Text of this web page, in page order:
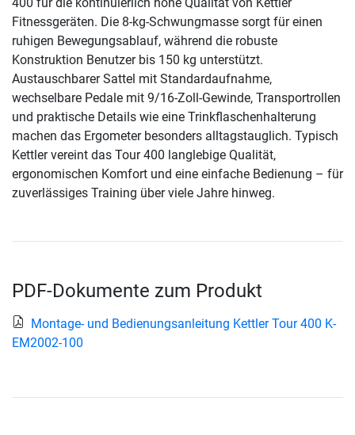
400 für die kontinuierlich hohe Qualität von Kettler
Fitnessgeräten. Die 8-kg-Schwungmasse sorgt für einen
ruhigen Bewegungsablauf, während die robuste
Konstruktion Benutzer bis 150 kg unterstützt.
Austauschbarer Sattel mit Standardaufnahme,
wechselbare Pedale mit 9/16-Zoll-Gewinde, Transportrollen
und praktische Details wie eine Trinkflaschenhalterung
machen das Ergometer besonders alltagstauglich. Typisch
Kettler vereint das Tour 400 langlebige Qualität,
ergonomischen Komfort und eine einfache Bedienung – für
zuverlässiges Training über viele Jahre hinweg.
PDF-Dokumente zum Produkt
Montage- und Bedienungsanleitung Kettler Tour 400 K-
EM2002-100